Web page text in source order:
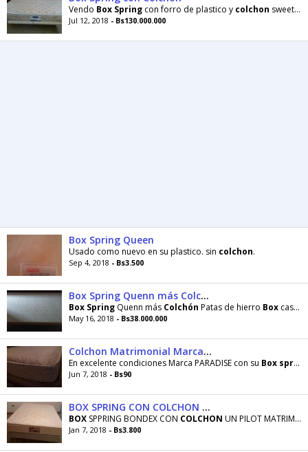
Vendo Box Spring con forro de plastico y colchon sweet dreams matrimonial poco udo, rematando
Jul 12, 2018 - Bs130.000.000
Box Spring Queen
Usado como nuevo en su plastico. sin colchon.
Sep 4, 2018 - Bs3.500
Box Spring Quenn más Colchón
Box Spring Quenn más Colchón Patas de hierro Box casi nuevo, con su plástico
May 16, 2018 - Bs38.000.000
Colchon Matrimonial Marca Paradise
En excelente condiciones Marca PARADISE con su Box spring
Jun 7, 2018 - Bs90
BOX SPRING CON COLCHON MATRIMONIAL
BOX SPPRING BONDEX CON COLCHON UN PILOT MATRIMONIAL COMO NUEVO POCO USO
Jan 7, 2018 - Bs3.800